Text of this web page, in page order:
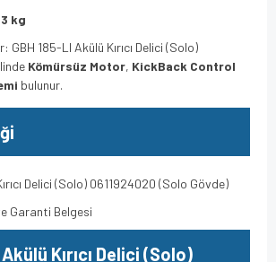
kg
GBH 185-LI Akülü Kırıcı Delici (Solo)
Kömürsüz Motor, KickBack Control
bulunur.
Delici (Solo) 0611924020 (Solo Gövde)
Garanti Belgesi
Kırıcı Delici (Solo)